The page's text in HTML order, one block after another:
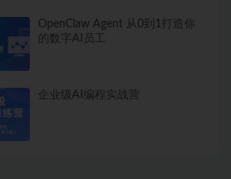
OpenClaw Agent 从0到1打造你
的数字AI员工
企业级AI编程实战营